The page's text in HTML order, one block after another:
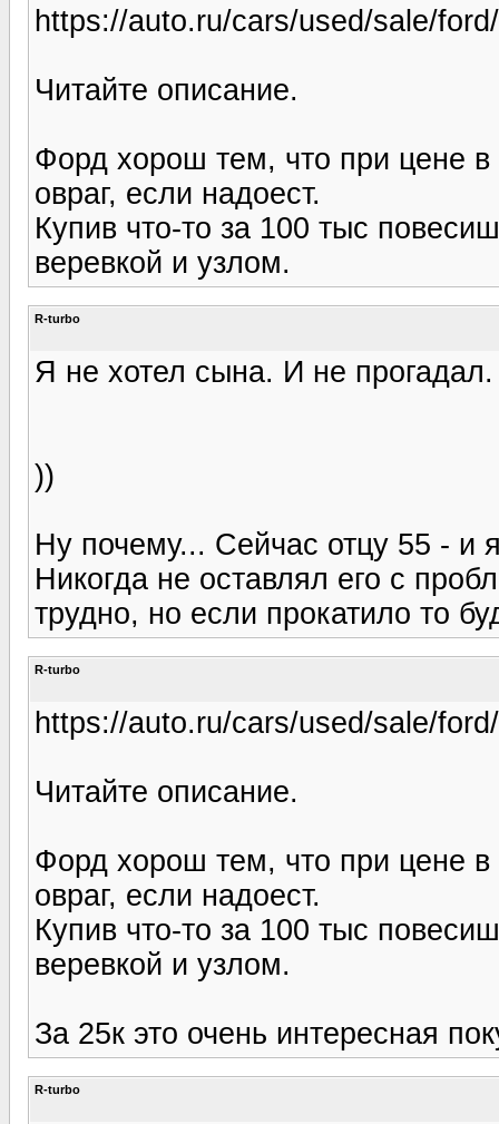
https://auto.ru/cars/used/sale/
Читайте описание.
Форд хорош тем, что при цене в
овраг, если надоест.
Купив что-то за 100 тыс
веревкой и узлом.
R-turbo
Я не хотел сына. И не
))
Ну почему... Сейчас отцу 55 - и
Никогда не оставлял его с
трудно, но если прокатило то
R-turbo
https://auto.ru/cars/used/sale/
Читайте описание.
Форд хорош тем, что при цене в
овраг, если надоест.
Купив что-то за 100 тыс
веревкой и узлом.
За 25к это очень интересная
R-turbo